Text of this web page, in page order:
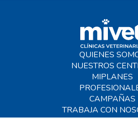
QUIENES
NUESTROS
MIPLANES
CAMPAÑAS
TRABAJA CON